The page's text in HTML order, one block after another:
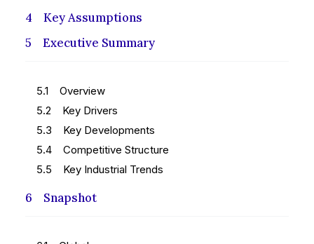
4 Key Assumptions
5 Executive Summary
5.1 Overview
5.2 Key Drivers
5.3 Key Developments
5.4 Competitive Structure
5.5 Key Industrial Trends
6 Snapshot